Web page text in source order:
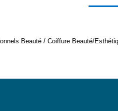
Beauté / Coiffure Beauté/